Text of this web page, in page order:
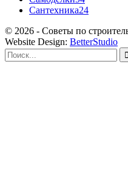
Сантехника24
© 2026 - Советы по
Website Design: BetterStudio